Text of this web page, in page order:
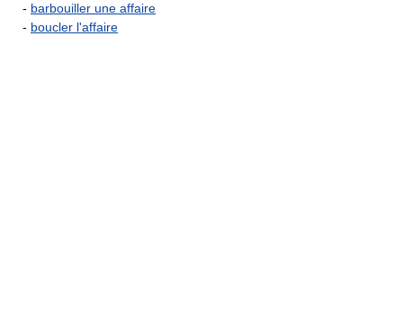
- barbouiller une affaire
- boucler l'affaire